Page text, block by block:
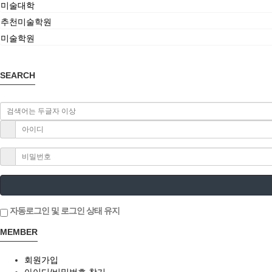
미술대학
추천미술학원
미술학원
SEARCH
자동로그인 및 로그인 상태 유지
MEMBER
회원가입